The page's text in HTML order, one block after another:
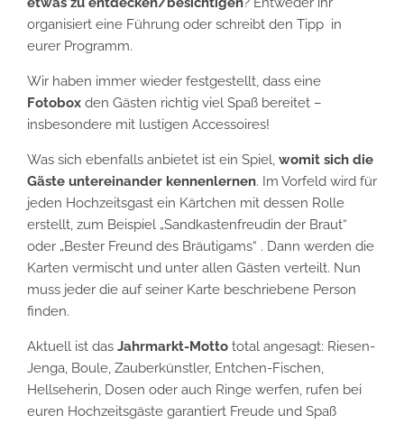
organisiert eine Führung oder schreibt den Tipp in
eurer Programm.
Wir haben immer wieder festgestellt, dass eine
Fotobox den Gästen richtig viel Spaß bereitet –
insbesondere mit lustigen Accessoires!
Was sich ebenfalls anbietet ist ein Spiel, womit sich die
Gäste untereinander kennenlernen. Im Vorfeld wird für
jeden Hochzeitsgast ein Kärtchen mit dessen Rolle
erstellt, zum Beispiel „Sandkastenfreudin der Braut“
oder „Bester Freund des Bräutigams“ . Dann werden die
Karten vermischt und unter allen Gästen verteilt. Nun
muss jeder die auf seiner Karte beschriebene Person
finden.
Aktuell ist das Jahrmarkt-Motto total angesagt: Riesen-
Jenga, Boule, Zauberkünstler, Entchen-Fischen,
Hellseherin, Dosen oder auch Ringe werfen, rufen bei
euren Hochzeitsgäste garantiert Freude und Spaß